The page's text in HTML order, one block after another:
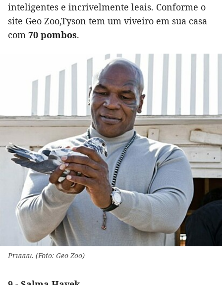
inteligentes e incrivelmente leais. Conforme o
site Geo Zoo,Tyson tem um viveiro em sua casa
com 70 pombos.
Pruuuu. (Foto: Geo Zoo)